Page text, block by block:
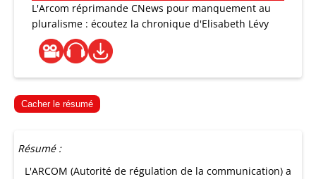
L'Arcom réprimande CNews pour manquement au
pluralisme : écoutez la chronique d'Elisabeth Lévy
Cacher le résumé
Résumé :
L'ARCOM (Autorité de régulation de la communication) a